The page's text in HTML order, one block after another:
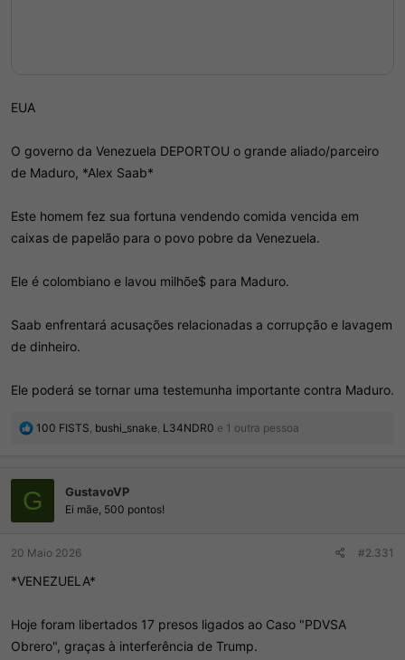
EUA
O governo da Venezuela DEPORTOU o grande aliado/parceiro
de Maduro, *Alex Saab*
Este homem fez sua fortuna vendendo comida vencida em
caixas de papelão para o povo pobre da Venezuela.
Ele é colombiano e lavou milhõe$ para Maduro.
Saab enfrentará acusações relacionadas a corrupção e lavagem
de dinheiro.
Ele poderá se tornar uma testemunha importante contra Maduro.
R
ç
õ
e
s
100 FISTS, bushi_snake, L34NDR0 e 1 outra pessoa
G GustavoVP
Ei mãe, 500 pontos!
20 Maio 2026 #2.331
*VENEZUELA*
Hoje foram libertados 17 presos ligados ao Caso "PDVSA
Obrero", graças à interferência de Trump.